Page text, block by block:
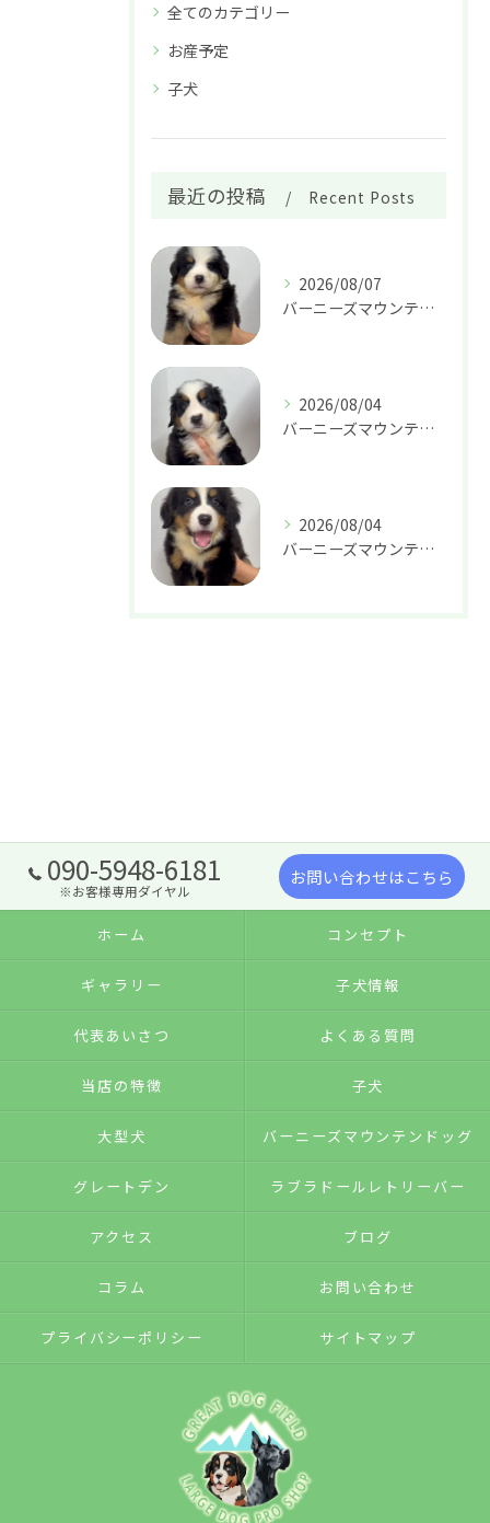
全てのカテゴリー
お産予定
子犬
最近の投稿 Recent Posts
2026/08/07
バーニーズマウンテンドッグ 男の子 29.８万円
2026/08/04
バーニーズマウンテンドッグ 女の子 37.8万円
2026/08/04
バーニーズマウンテンドッグ 女の子 37.8万円
090-5948-6181
※お客様専用ダイヤル
お問い合わせはこちら
ホーム コンセプト
ギャラリー 子犬情報
代表あいさつ よくある質問
当店の特徴 子犬
大型犬 バーニーズマウンテンドッグ
グレートデン ラブラドールレトリーバー
アクセス ブログ
コラム お問い合わせ
プライバシーポリシー サイトマップ